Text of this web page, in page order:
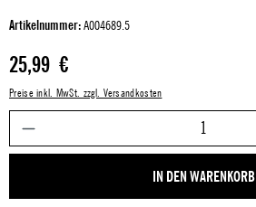
Artikelnummer:A004689.5
Regulärer Preis:
25,99 €
Preise inkl. MwSt. zzgl. Versandkosten
IN DEN WARENKORB